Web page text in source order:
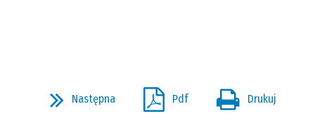
Następna Pdf Drukuj